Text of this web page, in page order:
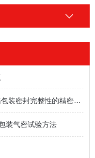
铝箔真空度测试仪——守护铝箔包装密封完整性的精密检测方案
装气密试验方法